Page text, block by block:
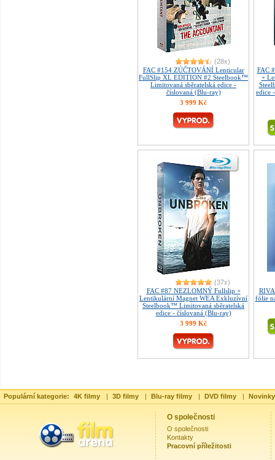
(28x)
FAC #154 ZÚČTOVÁNÍ Lenticular
FullSlip XL EDITION #2 Steelbook™
Limitovaná sběratelská edice -
číslovaná (Blu-ray)
3 999 Kč
FAC
+
edice
(37x)
FAC #87 NEZLOMNÝ Fullslip +
Lentikulární Magnet WEA Exkluzívní
Steelbook™ Limitovaná sběratelská
edice - číslovaná (Blu-ray)
3 999 Kč
fólie
Populární kategorie: 4K filmy | 3D filmy | Blu-ray filmy | DVD filmy |
O společnosti
O společnosti
Kontakty
Pracovní příležitosti